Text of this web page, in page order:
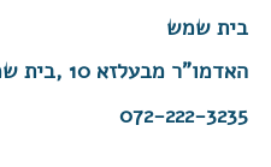
בית שמש
האדמו"ר מבעלזא 10 ,בית שמש
072-222-3235